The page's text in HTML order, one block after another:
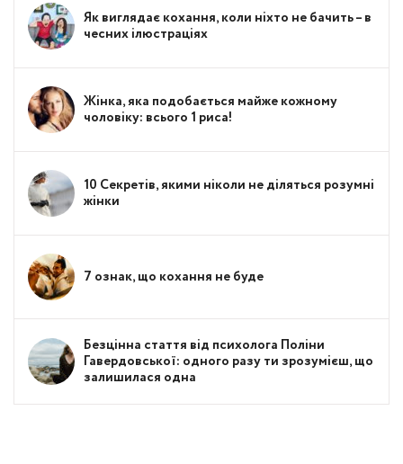
Як виглядає кохання, коли ніхто не бачить – в
чесних ілюстраціях
Жінка, яка подобається майже кожному
чоловіку: всього 1 риса!
10 Секретів, якими ніколи не діляться розумні
жінки
7 ознак, що кохання не буде
Безцінна стаття від психолога Поліни
Гавердовської: одного разу ти зрозумієш, що
залишилася одна